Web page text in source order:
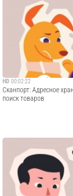
HD 00:02:22
Сканпорт: Адресное
поиск товаров